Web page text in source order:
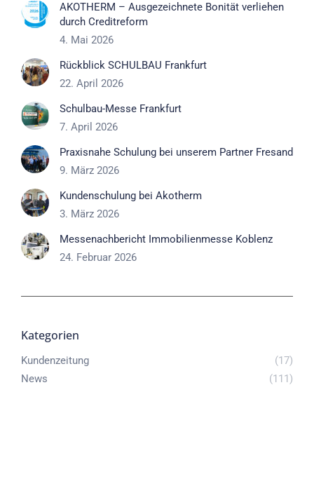
AKOTHERM – Ausgezeichnete Bonität verliehen
durch Creditreform
4. Mai 2026
Rückblick SCHULBAU Frankfurt
22. April 2026
Schulbau-Messe Frankfurt
7. April 2026
Praxisnahe Schulung bei unserem Partner Fresand
9. März 2026
Kundenschulung bei Akotherm
3. März 2026
Messenachbericht Immobilienmesse Koblenz
24. Februar 2026
Kategorien
Kundenzeitung
(17)
News
(111)